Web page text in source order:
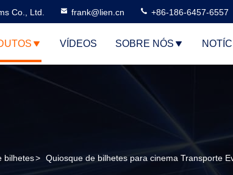
Co., Ltd. frank@lien.cn +86-186-6457-6557
VÍDEOS SOBRE NÓS
bilhetes> Quiosque de bilhetes para cinema Transporte